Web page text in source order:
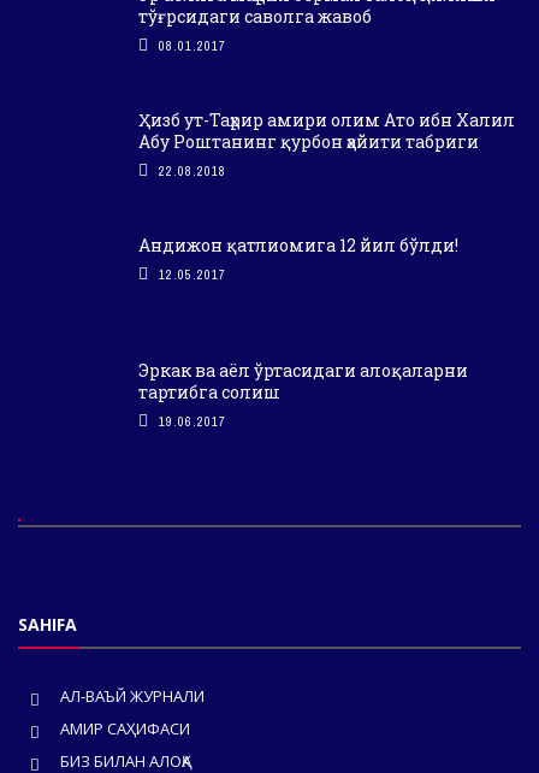
тўғрсидаги саволга жавоб
08.01.2017
Ҳизб ут-Таҳрир амири олим Ато ибн Халил
Абу Роштанинг қурбон ҳайити табриги
22.08.2018
Андижон қатлиомига 12 йил бўлди!
12.05.2017
Эркак ва аёл ўртасидаги алоқаларни
тартибга солиш
19.06.2017
SAHIFA
АЛ-ВАЪЙ ЖУРНАЛИ
АМИР САҲИФАСИ
БИЗ БИЛАН АЛОҚА